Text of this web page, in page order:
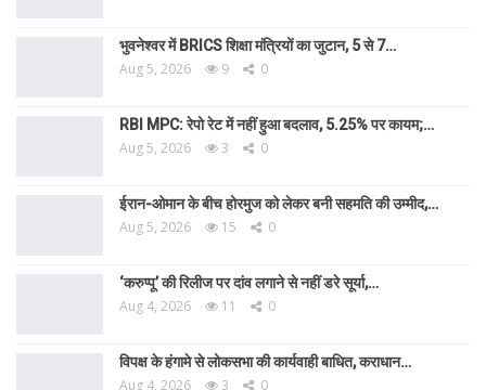
भुवनेश्वर में BRICS शिक्षा मंत्रियों का जुटान, 5 से 7…
Aug 5, 2026 9 0
RBI MPC: रेपो रेट में नहीं हुआ बदलाव, 5.25% पर कायम;…
Aug 5, 2026 3 0
ईरान-ओमान के बीच होरमुज को लेकर बनी सहमति की उम्मीद,…
Aug 5, 2026 15 0
‘करुप्पू’ की रिलीज पर दांव लगाने से नहीं डरे सूर्या,…
Aug 4, 2026 11 0
विपक्ष के हंगामे से लोकसभा की कार्यवाही बाधित, कराधान…
Aug 4, 2026 3 0